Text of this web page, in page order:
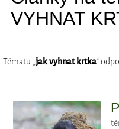
VYHNAT
Tématu „jak vyhnat krtka“